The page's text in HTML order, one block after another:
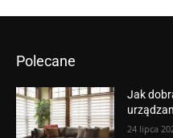
Polecane
Jak
24 lipca